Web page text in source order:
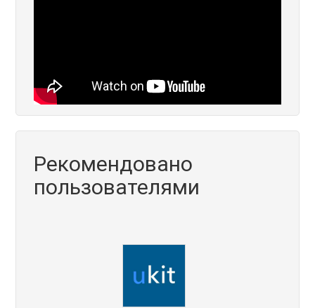
Рекомендовано
пользователями